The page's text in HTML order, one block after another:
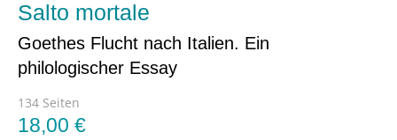
Salto mortale
Goethes Flucht nach Italien. Ein
philologischer Essay
134 Seiten
18,00 €